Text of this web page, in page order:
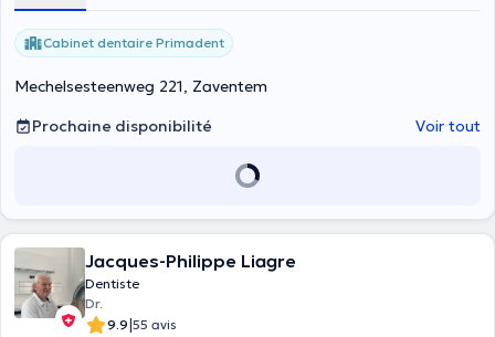
Cabinet dentaire Primadent
Mechelsesteenweg 221, Zaventem
Prochaine disponibilité
Voir tout
Jacques-Philippe Liagre
Dentiste
Dr.
9.9|55 avis